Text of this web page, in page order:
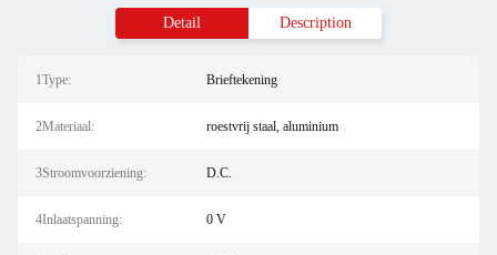
Detail Description
1Type: Brieftekening
2Materiaal: roestvrij staal, aluminium
3Stroomvoorziening: D.C.
4Inlaatspanning: 0 V